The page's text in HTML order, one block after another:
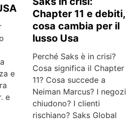
e
e
Chapter 11 e debiti,
cosa cambia per il
lusso Usa
Perché Saks è in crisi?
Cosa significa il Chapter
11? Cosa succede a
Neiman Marcus? I negozi
chiudono? I clienti
rischiano? Saks Global